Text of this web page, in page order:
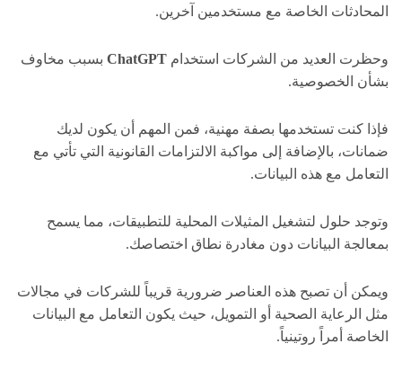
المحادثات الخاصة مع مستخدمين آخرين.
وحظرت العديد من الشركات استخدام ChatGPT بسبب مخاوف
بشأن الخصوصية.
فإذا كنت تستخدمها بصفة مهنية، فمن المهم أن يكون لديك
ضمانات، بالإضافة إلى مواكبة الالتزامات القانونية التي تأتي مع
التعامل مع هذه البيانات.
وتوجد حلول لتشغيل المثيلات المحلية للتطبيقات، مما يسمح
بمعالجة البيانات دون مغادرة نطاق اختصاصك.
ويمكن أن تصبح هذه العناصر ضرورية قريباً للشركات في مجالات
مثل الرعاية الصحية أو التمويل، حيث يكون التعامل مع البيانات
الخاصة أمراً روتينياً.